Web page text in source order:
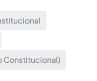
Constitucional)